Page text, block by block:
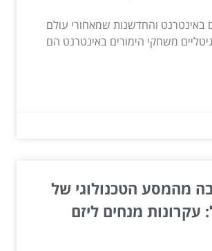
באינטרנט והחדשנות שמאחורי עולם
משחקי הימורים באינטרנט הם
מהמסע הטכנולוגי של
עקרונות מנחים ליזם